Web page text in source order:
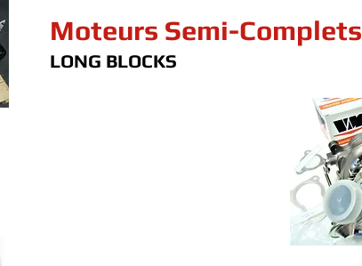
Moteurs Semi-Complets
LONG BLOCKS